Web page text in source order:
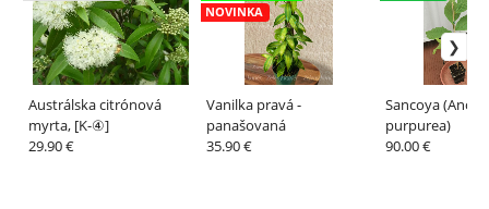
Austrálska citrónová
myrta, [K-④]
29.90 €
Vanilka pravá -
panašovaná
NOVINKA
35.90 €
Sancoya (Anona
purpurea)
90.00 €